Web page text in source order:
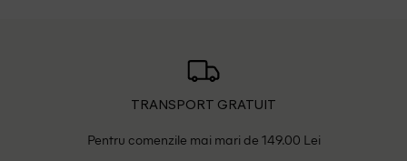
TRANSPORT GRATUIT
Pentru comenzile mai mari de 149.00 Lei